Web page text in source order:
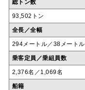
総トン数
93,502トン
全長／全幅
294メートル／38メートル
乗客定員／乗組員数
2,376名／1,069名
船籍